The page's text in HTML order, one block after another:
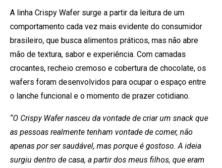
A linha Crispy Wafer surge a partir da leitura de um
comportamento cada vez mais evidente do consumidor
brasileiro, que busca alimentos práticos, mas não abre
mão de textura, sabor e experiência. Com camadas
crocantes, recheio cremoso e cobertura de chocolate, os
wafers foram desenvolvidos para ocupar o espaço entre
o lanche funcional e o momento de prazer cotidiano.
“O Crispy Wafer nasceu da vontade de criar um snack que
as pessoas realmente tenham vontade de comer, não
apenas por ser saudável, mas porque é gostoso. A ideia
surgiu dentro de casa, a partir dos meus filhos, que eram